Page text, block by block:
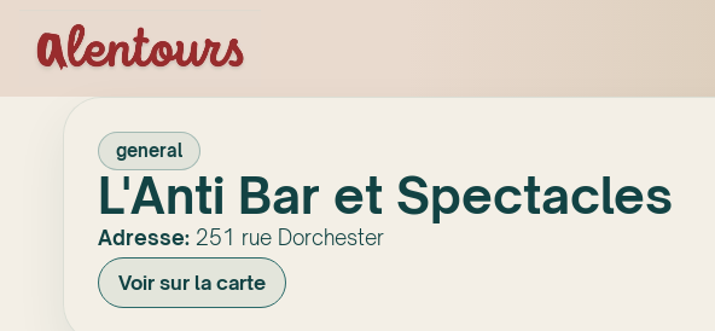
general
L'Anti Bar et Spectacles
Adresse: 251 rue Dorchester
Voir sur la carte